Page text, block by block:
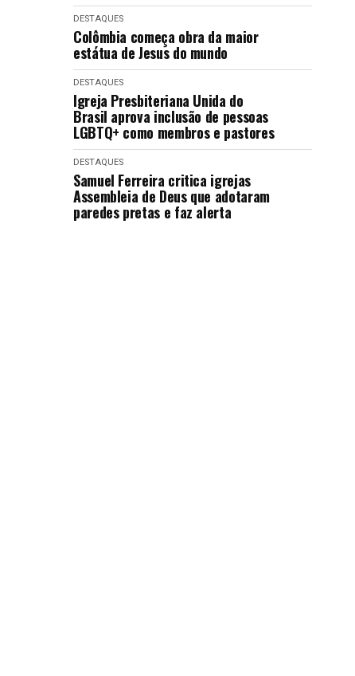
DESTAQUES
Colômbia começa obra da maior
estátua de Jesus do mundo
DESTAQUES
Igreja Presbiteriana Unida do
Brasil aprova inclusão de pessoas
LGBTQ+ como membros e pastores
DESTAQUES
Samuel Ferreira critica igrejas
Assembleia de Deus que adotaram
paredes pretas e faz alerta